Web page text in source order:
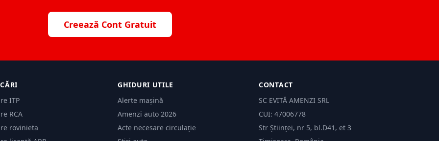
Creează Cont Gratuit
ITP
RCA
rovinieta
GHIDURI UTILE
Alerte mașină
Amenzi auto 2026
Acte necesare circulație
CONTACT
SC EVITĂ AMENZI SRL
CUI: 47006778
Str Științei, nr 5, bl.D41, et 3